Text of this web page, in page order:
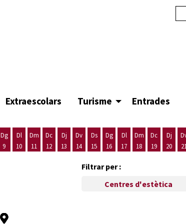
Extraescolars Turisme Entrades
Dg
9
Dl
10
Dm
11
Dc
12
Dj
13
Dv
14
Ds
15
Dg
16
Dl
17
Dm
18
Dc
19
Dj
20
Filtrar per :
Centres d'estètica